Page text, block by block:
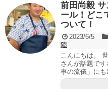
前田尚毅
ール！どこ
ついて！
2023/6/5
陸
こんにちは。
さんが話題で
事の流儀」に